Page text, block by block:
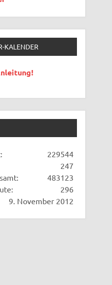
KALENDER
229544
247
483123
296
9. November 2012